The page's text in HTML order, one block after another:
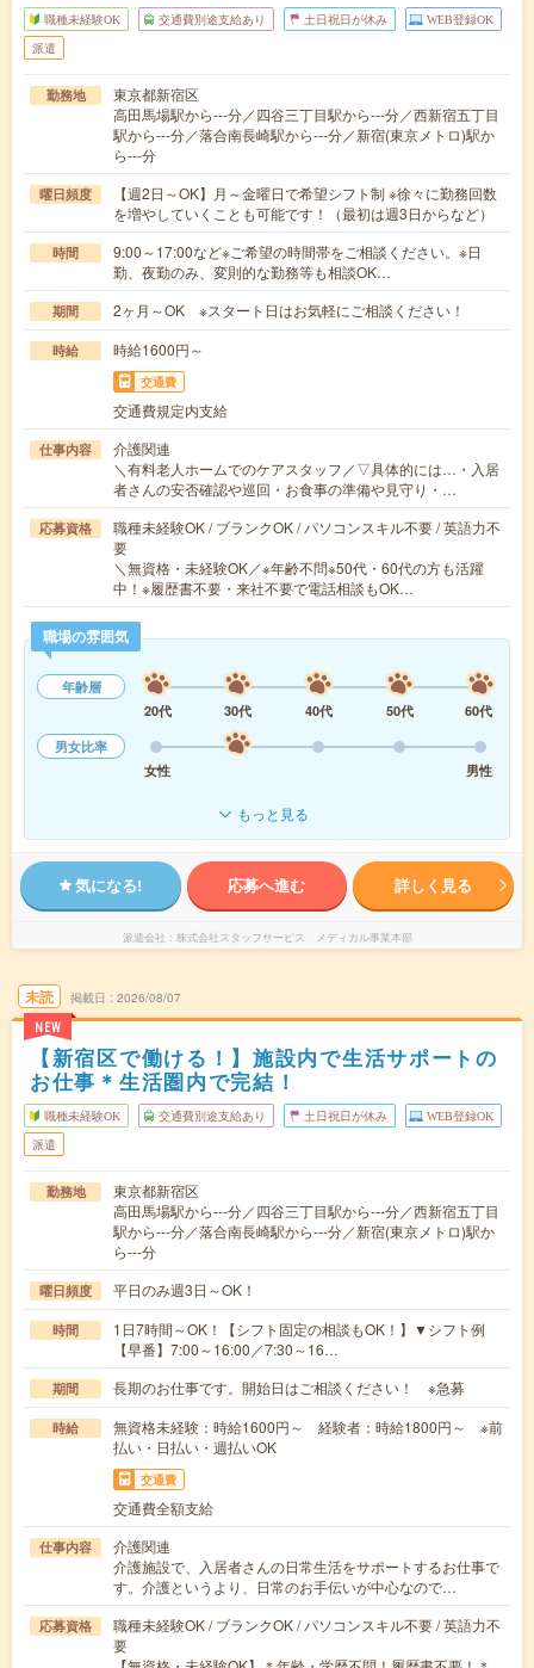
職種未経験OK 交通費別途支給あり 土日祝日が休み WEB登録OK
派遣
勤務地
東京都新宿区
高田馬場駅から---分／四谷三丁目駅から---分／西新宿五丁目
駅から---分／落合南長崎駅から---分／新宿(東京メトロ)駅か
ら---分
曜日頻度
【週2日～OK】月～金曜日で希望シフト制 ※徐々に勤務回数
を増やしていくことも可能です！（最初は週3日からなど）
時間
9:00～17:00など※ご希望の時間帯をご相談ください。※日
勤、夜勤のみ、変則的な勤務等も相談OK…
期間 2ヶ月～OK ※スタート日はお気軽にご相談ください！
時給 時給1600円～
交通費
交通費規定内支給
仕事内容
介護関連
＼有料老人ホームでのケアスタッフ／▽具体的には…・入居
者さんの安否確認や巡回・お食事の準備や見守り・…
応募資格
職種未経験OK / ブランクOK / パソコンスキル不要 / 英語力不
要
＼無資格・未経験OK／※年齢不問※50代・60代の方も活躍
中！※履歴書不要・来社不要で電話相談もOK…
職場の雰囲気
年齢層
20代
30代 40代 50代
60代
男女比率
女性
男性
もっと見る
気になる! 応募へ進む 詳しく見る
派遣会社 株式会社スタッフサービス メディカル事業本部
未読
NEW
掲載日 2026/08/07
【新宿区で働ける！】施設内で生活サポートの
お仕事＊生活圏内で完結！
職種未経験OK 交通費別途支給あり 土日祝日が休み WEB登録OK
派遣
勤務地
東京都新宿区
高田馬場駅から---分／四谷三丁目駅から---分／西新宿五丁目
駅から---分／落合南長崎駅から---分／新宿(東京メトロ)駅か
ら---分
曜日頻度 平日のみ週3日～OK！
時間
1日7時間～OK！【シフト固定の相談もOK！】▼シフト例
【早番】7:00～16:00／7:30～16…
期間 長期のお仕事です。開始日はご相談ください！ ※急募
時給
無資格未経験：時給1600円～ 経験者：時給1800円～ ※前
払い・日払い・週払いOK
交通費
交通費全額支給
仕事内容
介護関連
介護施設で、入居者さんの日常生活をサポートするお仕事で
す。介護というより、日常のお手伝いが中心なので…
応募資格
職種未経験OK / ブランクOK / パソコンスキル不要 / 英語力不
要